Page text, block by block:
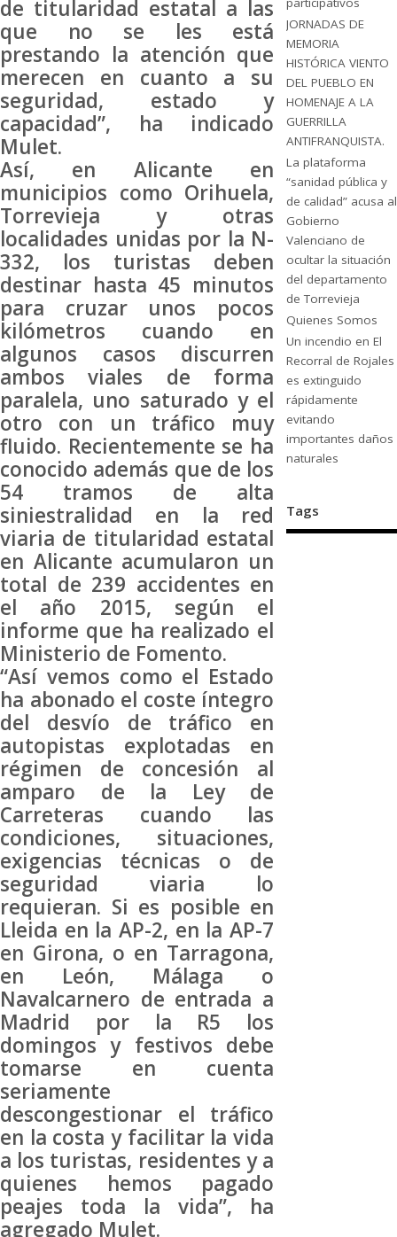
de titularidad estatal a las
que no se les está
prestando la atención que
merecen en cuanto a su
seguridad, estado y
capacidad”, ha indicado
Mulet.
Así, en Alicante en
municipios como Orihuela,
Torrevieja y otras
localidades unidas por la N-
332, los turistas deben
destinar hasta 45 minutos
para cruzar unos pocos
kilómetros cuando en
algunos casos discurren
ambos viales de forma
paralela, uno saturado y el
otro con un tráfico muy
fluido. Recientemente se ha
conocido además que de los
54 tramos de alta
siniestralidad en la red
viaria de titularidad estatal
en Alicante acumularon un
total de 239 accidentes en
el año 2015, según el
informe que ha realizado el
Ministerio de Fomento.
“Así vemos como el Estado
ha abonado el coste íntegro
del desvío de tráfico en
autopistas explotadas en
régimen de concesión al
amparo de la Ley de
Carreteras cuando las
condiciones, situaciones,
exigencias técnicas o de
seguridad viaria lo
requieran. Si es posible en
Lleida en la AP-2, en la AP-7
en Girona, o en Tarragona,
en León, Málaga o
Navalcarnero de entrada a
Madrid por la R5 los
domingos y festivos debe
tomarse en cuenta
seriamente
descongestionar el tráfico
en la costa y facilitar la vida
a los turistas, residentes y a
quienes hemos pagado
peajes toda la vida”, ha
agregado Mulet.
JORNADAS DE
MEMORIA
HISTÓRICA VIENTO
DEL PUEBLO EN
HOMENAJE A LA
GUERRILLA
ANTIFRANQUISTA.
La plataforma
“sanidad pública y
de calidad” acusa al
Gobierno
Valenciano de
ocultar la situación
del departamento
de Torrevieja
Quienes Somos
Un incendio en El
Recorral de Rojales
es extinguido
rápidamente
evitando
importantes daños
naturales
Tags